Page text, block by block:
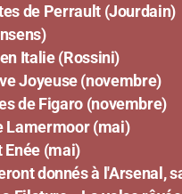
Perrault (Jourdain)
(Rossini)
Joyeuse (novembre)
Figaro (novembre)
(mai)
(mai)
donnés à l'Arsenal,